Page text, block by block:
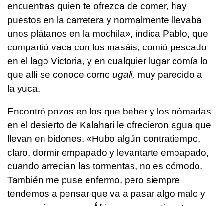
encuentras quien te ofrezca de comer, hay
puestos en la carretera y normalmente llevaba
unos plátanos en la mochila», indica Pablo, que
compartió vaca con los masáis, comió pescado
en el lago Victoria, y en cualquier lugar comía lo
que allí se conoce como ugali, muy parecido a
la yuca.
Encontró pozos en los que beber y los nómadas
en el desierto de Kalahari le ofrecieron agua que
llevan en bidones. «Hubo algún contratiempo,
claro, dormir empapado y levantarte empapado,
cuando arrecian las tormentas, no es cómodo.
También me puse enfermo, pero siempre
tendemos a pensar que va a pasar algo malo y